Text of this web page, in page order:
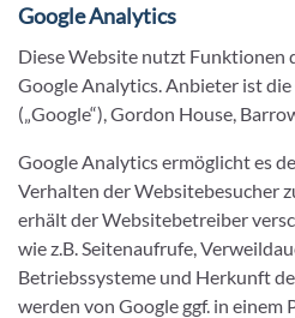
Google Analytics
Diese Website nutzt Funktionen
Google Analytics. Anbieter ist
(„Google“), Gordon House,
Google Analytics ermöglicht es
Verhalten der Websitebesucher
erhält der Websitebetreiber
wie z.B. Seitenaufrufe,
Betriebssysteme und Herkunft
werden von Google ggf. in einem